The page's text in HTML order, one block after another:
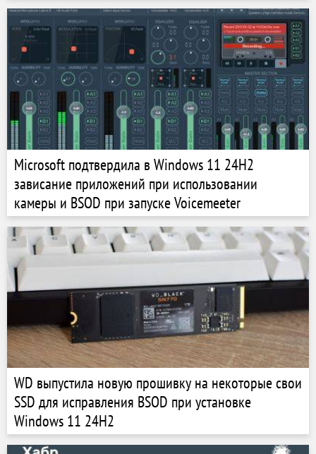
Microsoft подтвердила в Windows 11 24H2
зависание приложений при использовании
камеры и BSOD при запуске Voicemeeter
WD выпустила новую прошивку на некоторые свои
SSD для исправления BSOD при установке
Windows 11 24H2